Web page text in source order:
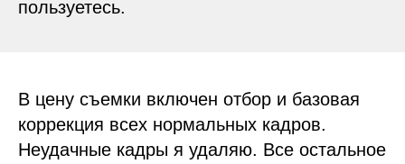
пользуетесь.
В цену съемки включен отбор и базовая
коррекция всех нормальных кадров.
Неудачные кадры я удаляю. Все остальное